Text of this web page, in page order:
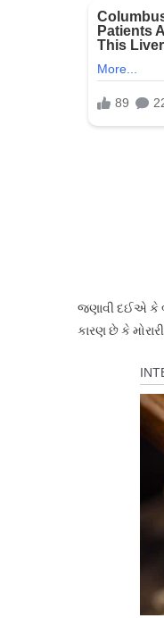
જણાવી દઈએ કે
કારણ છે કે